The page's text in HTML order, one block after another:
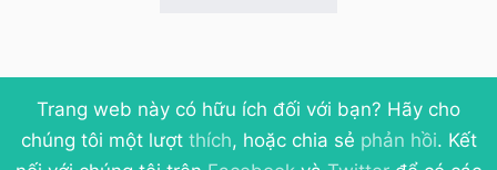
Trang web này có hữu ích đối với bạn? Hãy cho
chúng tôi một lượt thích, hoặc chia sẻ phản hồi. Kết